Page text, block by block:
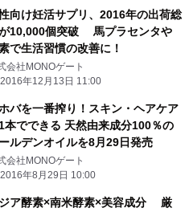
向け妊活サプリ、2016年の出荷総
10,000個突破 馬プラセンタや
で生活習慣の改善に！
会社MONOゲート
2016年12月13日 11:00
バを一番搾り！スキン・ヘアケア
本でできる 天然由来成分100％の
ルデンオイルを8月29日発売
会社MONOゲート
2016年8月29日 10:00
ア酵素×南米酵素×美容成分 厳